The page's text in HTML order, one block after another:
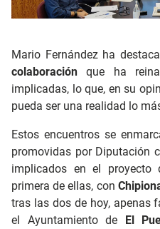
Mario Fernández ha
colaboración que ha
implicadas, lo que, en su
pueda ser una realidad lo
Estos encuentros se
promovidas por Diputación
implicados en el
primera de ellas, con
tras las dos de hoy, apenas
el Ayuntamiento de El